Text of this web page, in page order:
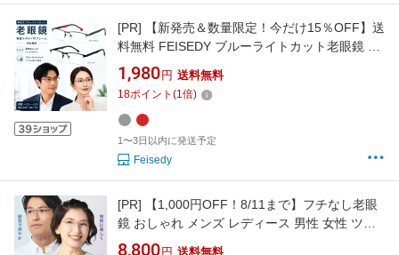
[PR]
【新発売＆数量限定！今だけ15％OFF】送
料無料 FEISEDY ブルーライトカット老眼鏡 メ
ンズ レディース 半框リーディンググラス 軽量
メタル＋TRフレーム PC用シニアグラス UVカ
ット おしゃれスクエア 読書・スマホ・パソコ
ン用 B1717
1,980 円 送料無料
18ポイント (1倍)
1〜3日以内に発送予定
Feisedy
[PR]
【1,000円OFF！8/11まで】フチなし老眼
鏡 おしゃれ メンズ レディース 男性 女性 ツー
ポイント リムレス リーディンググラス シニア
8,800 円 送料無料